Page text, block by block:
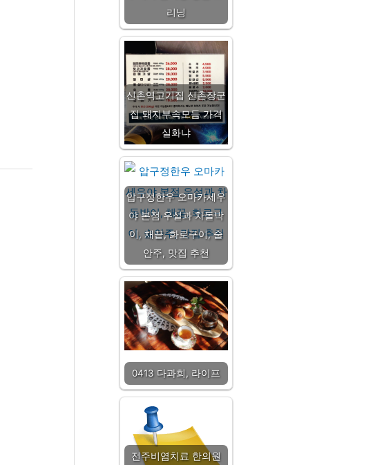
리닝
신촌역고기집 신촌장군
집 돼지부속모듬 가격
실화냐
압구정한우 오마카세우
야 본점 우설과 차돌박
이, 채끝, 화로구이, 술
안주, 맛집 추천
0413 다과회, 라이프
전주비염치료 한의원